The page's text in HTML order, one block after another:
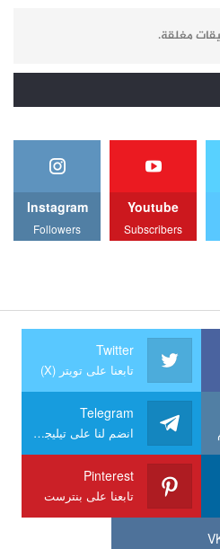
مغلقة.
Youtube
Subscribers
Instagram
Followers
Twitter
تابعنا على تويتر (X)
Telegram
انضم لنا على تيليجرام
Pinterest
تابعنا على بنترست